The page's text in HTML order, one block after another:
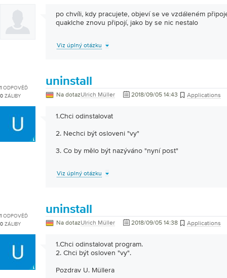
po chvíli, kdy pracujete, objeví se ve vzdáleném
quaklche znovu připojí, jako by se nic nestalo
Viz úplný otázku
1 ODPOVĚĎ
0 ZÁLIBY
uninstall
Na dotazUlrich Müller 2018/09/05 14:43 Applications
1.Chci odinstalovat
2. Nechci být osloveni "vy"
3. Co by mělo být nazýváno "nyní post"
Viz úplný otázku
1 ODPOVĚĎ
0 ZÁLIBY
uninstall
Na dotazUlrich Müller 2018/09/05 14:38 Applications
1.Chci odinstalovat program.
2. Chci být osloven "vy".
Pozdrav U. Müllera